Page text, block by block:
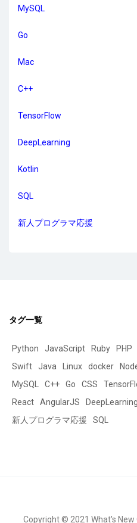
MySQL
Go
Mac
C++
TensorFlow
DeepLearning
Kotlin
SQL
新人プログラマ応援
タグ一覧
Python JavaScript Ruby PHP
Swift
Java Linux docker
MySQL
C++ Go CSS
React
AngularJS DeepLearning
新人プログラマ応援
SQL
Copyright © 2021 What's New